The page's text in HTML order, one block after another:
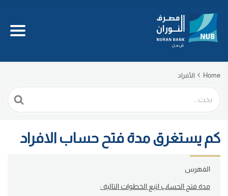
Home الأفراد
Search
For
كم يستغرق مدة فتح حساب الافراد
الفهرس
مدة فتح الحساب اتبع الخطوات التالية :